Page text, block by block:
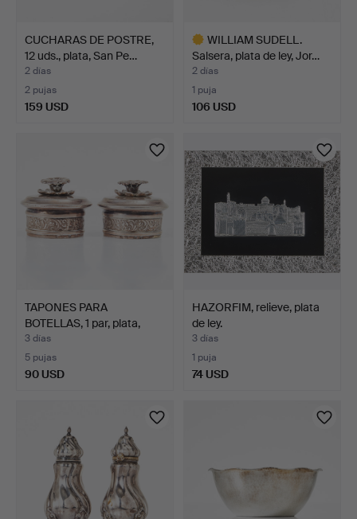
CUCHARAS DE POSTRE,
12 uds., plata, San Pe…
2 días
2 pujas
159 USD
WILLIAM SUDELL.
Salsera, plata de ley, Jor…
2 días
1 puja
106 USD
TAPONES PARA
BOTELLAS, 1 par, plata,
Estoc…
3 días
5 pujas
90 USD
HAZORFIM, relieve, plata
de ley.
3 días
1 puja
74 USD